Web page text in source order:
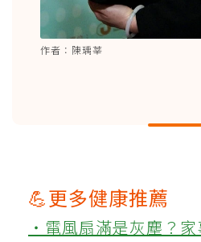
作者：陳瑀莘
💪更多健康推薦
‧電風扇滿是灰塵？